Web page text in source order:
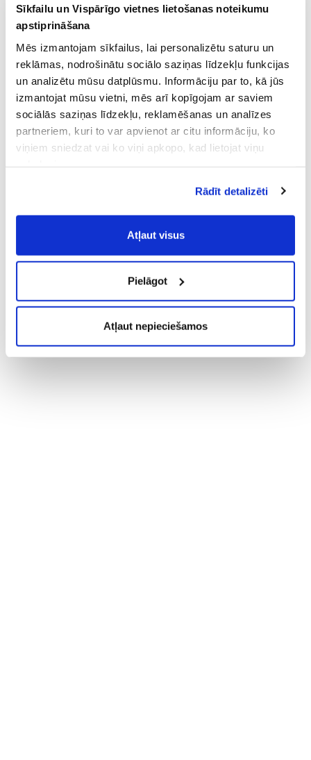
Sīkfailu un Vispārīgo vietnes lietošanas noteikumu
apstiprināšana
Mēs izmantojam sīkfailus, lai personalizētu saturu un
reklāmas, nodrošinātu sociālo saziņas līdzekļu funkcijas
un analizētu mūsu datplūsmu. Informāciju par to, kā jūs
izmantojat mūsu vietni, mēs arī kopīgojam ar saviem
sociālās saziņas līdzekļu, reklamēšanas un analīzes
partneriem, kuri to var apvienot ar citu informāciju, ko
viņiem sniedzat vai ko viņi apkopo, kad lietojat viņu
Vispārīgiem vietnes lietošanas
noteikumiem(saīsināti - VVLN).
Rādīt detalizēti
Atļaut visus
Pielāgot
Atļaut nepieciešamos